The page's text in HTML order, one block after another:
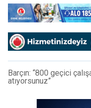
Barçın: “800 geçici
atıyorsunuz”